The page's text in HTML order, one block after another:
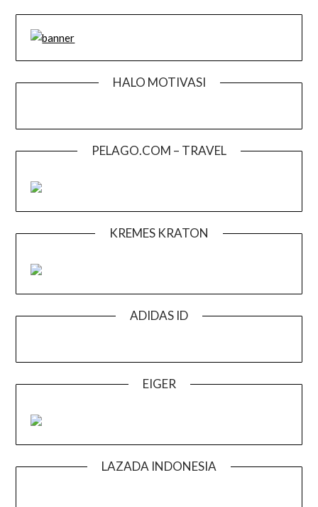
HALO MOTIVASI
PELAGO.COM – TRAVEL
KREMES KRATON
ADIDAS ID
EIGER
LAZADA INDONESIA